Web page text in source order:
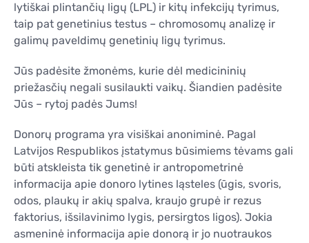
lytiškai plintančių ligų (LPL) ir kitų infekcijų tyrimus,
taip pat genetinius testus – chromosomų analizę ir
galimų paveldimų genetinių ligų tyrimus.
Jūs padėsite žmonėms, kurie dėl medicininių
priežasčių negali susilaukti vaikų. Šiandien padėsite
Jūs – rytoj padės Jums!
Donorų programa yra visiškai anoniminė. Pagal
Latvijos Respublikos įstatymus būsimiems tėvams gali
būti atskleista tik genetinė ir antropometrinė
informacija apie donoro lytines ląsteles (ūgis, svoris,
odos, plaukų ir akių spalva, kraujo grupė ir rezus
faktorius, išsilavinimo lygis, persirgtos ligos). Jokia
asmeninė informacija apie donorą ir jo nuotraukos